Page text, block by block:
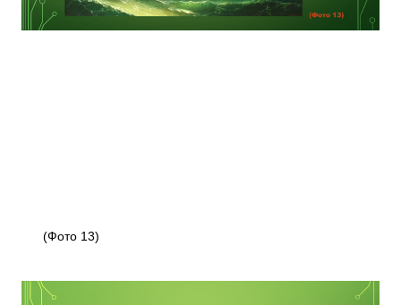
(Фото 13)